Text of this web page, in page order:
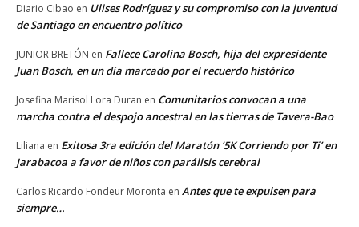
Diario Cibao en Ulises Rodríguez y su compromiso con la juventud
de Santiago en encuentro político
JUNIOR BRETÓN en Fallece Carolina Bosch, hija del expresidente
Juan Bosch, en un día marcado por el recuerdo histórico
Josefina Marisol Lora Duran en Comunitarios convocan a una
marcha contra el despojo ancestral en las tierras de Tavera-Bao
Liliana en Exitosa 3ra edición del Maratón ‘5K Corriendo por Ti’ en
Jarabacoa a favor de niños con parálisis cerebral
Carlos Ricardo Fondeur Moronta en Antes que te expulsen para
siempre…